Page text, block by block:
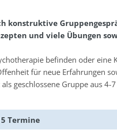
konstruktive
und viele Übungen
befinden oder eine
für neue Erfahrungen
geschlossene Gruppe aus 4-
Termine